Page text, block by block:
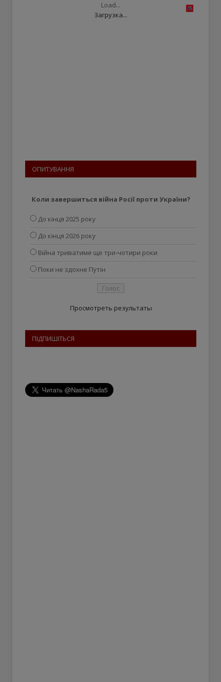
Load...
Загрузка...
ОПИТУВАННЯ
Коли завершиться війна Росії проти України?
До кінця 2025 року
До кінця 2026 року
Війна триватиме ще три-чотири роки
Поки не здохне Путін
Просмотреть результаты
ПІДПИШІТЬСЯ